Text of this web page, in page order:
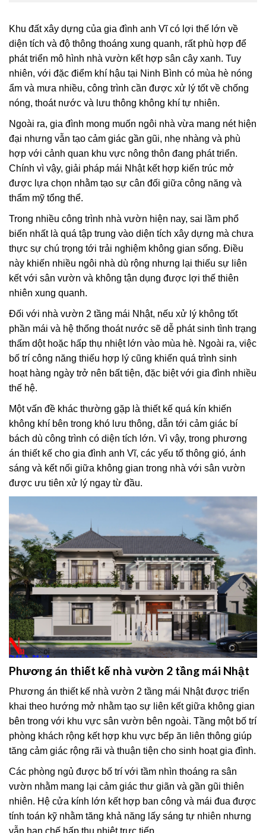
Khu đất xây dựng của gia đình anh Vĩ có lợi thế lớn về
diện tích và độ thông thoáng xung quanh, rất phù hợp để
phát triển mô hình nhà vườn kết hợp sân cây xanh. Tuy
nhiên, với đặc điểm khí hậu tại Ninh Bình có mùa hè nóng
ẩm và mưa nhiều, công trình cần được xử lý tốt về chống
nóng, thoát nước và lưu thông không khí tự nhiên.
Ngoài ra, gia đình mong muốn ngôi nhà vừa mang nét hiện
đại nhưng vẫn tạo cảm giác gần gũi, nhẹ nhàng và phù
hợp với cảnh quan khu vực nông thôn đang phát triển.
Chính vì vậy, giải pháp mái Nhật kết hợp kiến trúc mở
được lựa chọn nhằm tạo sự cân đối giữa công năng và
thẩm mỹ tổng thể.
Trong nhiều công trình nhà vườn hiện nay, sai lầm phổ
biến nhất là quá tập trung vào diện tích xây dựng mà chưa
thực sự chú trọng tới trải nghiệm không gian sống. Điều
này khiến nhiều ngôi nhà dù rộng nhưng lại thiếu sự liên
kết với sân vườn và không tận dụng được lợi thế thiên
nhiên xung quanh.
Đối với nhà vườn 2 tầng mái Nhật, nếu xử lý không tốt
phần mái và hệ thống thoát nước sẽ dễ phát sinh tình trạng
thấm dột hoặc hấp thụ nhiệt lớn vào mùa hè. Ngoài ra, việc
bố trí công năng thiếu hợp lý cũng khiến quá trình sinh
hoạt hàng ngày trở nên bất tiện, đặc biệt với gia đình nhiều
thế hệ.
Một vấn đề khác thường gặp là thiết kế quá kín khiến
không khí bên trong khó lưu thông, dẫn tới cảm giác bí
bách dù công trình có diện tích lớn. Vì vậy, trong phương
án thiết kế cho gia đình anh Vĩ, các yếu tố thông gió, ánh
sáng và kết nối giữa không gian trong nhà với sân vườn
được ưu tiên xử lý ngay từ đầu.
Phương án thiết kế nhà vườn 2 tầng mái Nhật
Phương án thiết kế nhà vườn 2 tầng mái Nhật được triển
khai theo hướng mở nhằm tạo sự liên kết giữa không gian
bên trong với khu vực sân vườn bên ngoài. Tầng một bố trí
phòng khách rộng kết hợp khu vực bếp ăn liên thông giúp
tăng cảm giác rộng rãi và thuận tiện cho sinh hoạt gia đình.
Các phòng ngủ được bố trí với tầm nhìn thoáng ra sân
vườn nhằm mang lại cảm giác thư giãn và gần gũi thiên
nhiên. Hệ cửa kính lớn kết hợp ban công và mái đua được
tính toán kỹ nhằm tăng khả năng lấy sáng tự nhiên nhưng
vẫn hạn chế hấp thụ nhiệt trực tiếp.